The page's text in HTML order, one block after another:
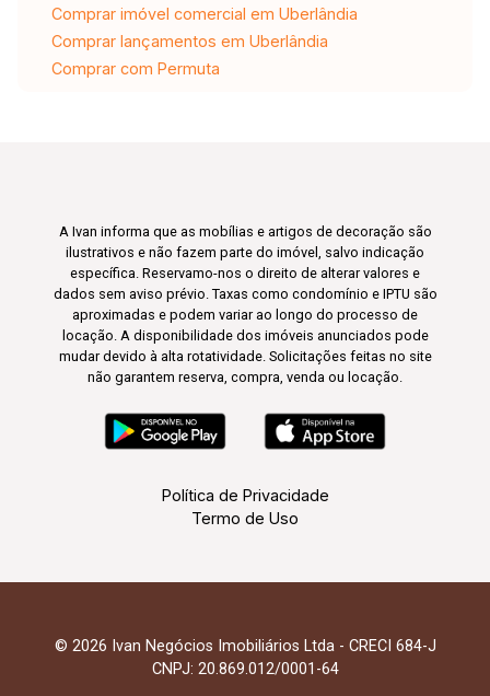
Comprar imóvel comercial em Uberlândia
Comprar lançamentos em Uberlândia
Comprar com Permuta
A Ivan informa que as mobílias e artigos de decoração são
ilustrativos e não fazem parte do imóvel, salvo indicação
específica. Reservamo-nos o direito de alterar valores e
dados sem aviso prévio. Taxas como condomínio e IPTU são
aproximadas e podem variar ao longo do processo de
locação. A disponibilidade dos imóveis anunciados pode
mudar devido à alta rotatividade. Solicitações feitas no site
não garantem reserva, compra, venda ou locação.
Política de Privacidade
Termo de Uso
© 2026 Ivan Negócios Imobiliários Ltda - CRECI 684-J
CNPJ: 20.869.012/0001-64